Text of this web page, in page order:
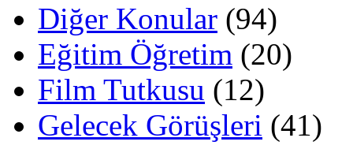
Diğer Konular (94)
Eğitim Öğretim (20)
Film Tutkusu (12)
Gelecek Görüşleri (41)